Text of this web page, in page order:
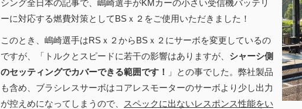
シング全日本の記事で、嶋崎選手がKMカーの小さい受信機バッテリ
ーに対応する燃費対策としてBSｘ２をご使用いただきました！
このとき、嶋崎選手はRSｘ２からBSｘ２にサーボを変更しているの
ですが、「トルクとスピードに若干の影響はありますが、 シャーシ側
のセッティングでカバーできる範囲です！
」との事でした。弊社製品
も含め、ブラシレスサーボはコアレスモーターのサーボより少し出力
が控えめになってしまうので、
スペックに出ないレスポンス性能をい